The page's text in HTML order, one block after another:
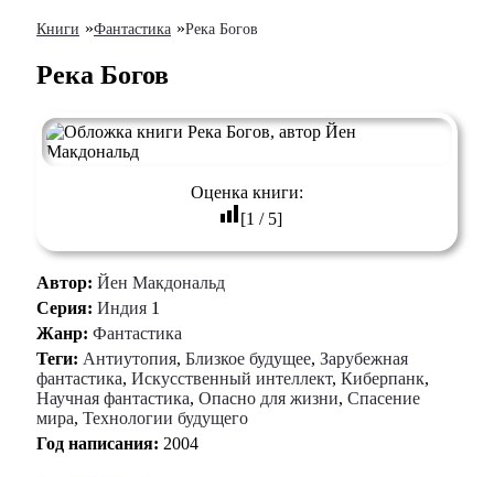
Книги »Фантастика »Река Богов
Река Богов
Оценка книги:
[1 / 5]
Автор: Йен Макдональд
Серия: Индия 1
Жанр: Фантастика
Теги: Антиутопия, Близкое будущее, Зарубежная
фантастика, Искусственный интеллект, Киберпанк,
Научная фантастика, Опасно для жизни, Спасение
мира, Технологии будущего
Год написания: 2004